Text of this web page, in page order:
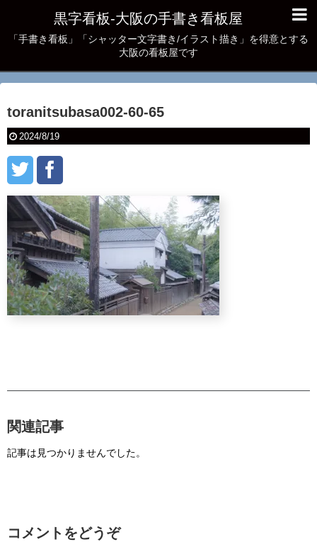
黒字看板‐大阪の手書き看板屋
「手書き看板」「シャッター文字書き/イラスト描き」を得意とする
大阪の看板屋です
toranitsubasa002-60-65
2024/8/19
関連記事
記事は見つかりませんでした。
コメントをどうぞ